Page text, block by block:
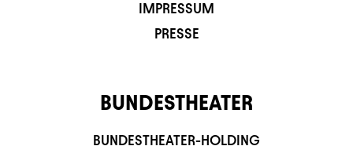
IMPRESSUM
PRESSE
BUNDESTHEATER
BUNDESTHEATER-HOLDING